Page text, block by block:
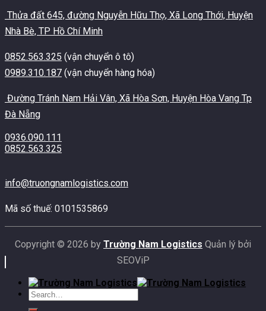
Thửa đất 645, đường Nguyễn Hữu Thọ, Xã Long Thới, Huyện
Nhà Bè, TP Hồ Chí Minh
0852.563.325 (vận chuyển ô tô)
0989.310.187 (vận chuyển hàng hóa)
Đường Tránh Nam Hải Vân, Xã Hòa Sơn, Huyện Hòa Vang Tp
Đà Nẵng
0936.090.111
0852.563.325
info@truongnamlogistics.com
Mã số thuế: 0101535869
Copyright © 2026 by Trường Nam Logistics Quản lý bởi
SEOViP